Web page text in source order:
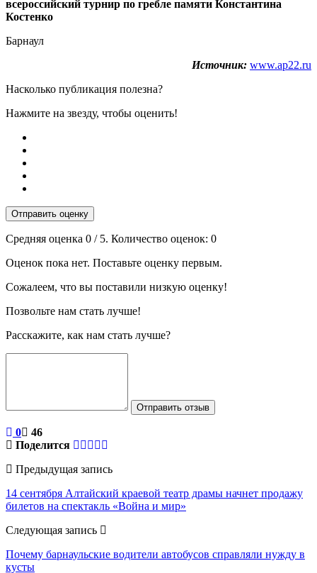
всероссийский турнир по гребле памяти Константина
Костенко
Барнаул
Источник: www.ap22.ru
Насколько публикация полезна?
Нажмите на звезду, чтобы оценить!
Отправить оценку
Средняя оценка 0 / 5. Количество оценок: 0
Оценок пока нет. Поставьте оценку первым.
Сожалеем, что вы поставили низкую оценку!
Позвольте нам стать лучше!
Расскажите, как нам стать лучше?
Отправить отзыв
0
46
Поделится
Предыдущая запись
14 сентября Алтайский краевой театр драмы начнет продажу
билетов на спектакль «Война и мир»
Следующая запись
Почему барнаульские водители автобусов справляли нужду в
кусты